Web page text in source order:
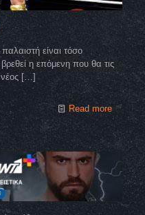
είναι τόσο
η επόμενη που θα τις
[…]
Read more